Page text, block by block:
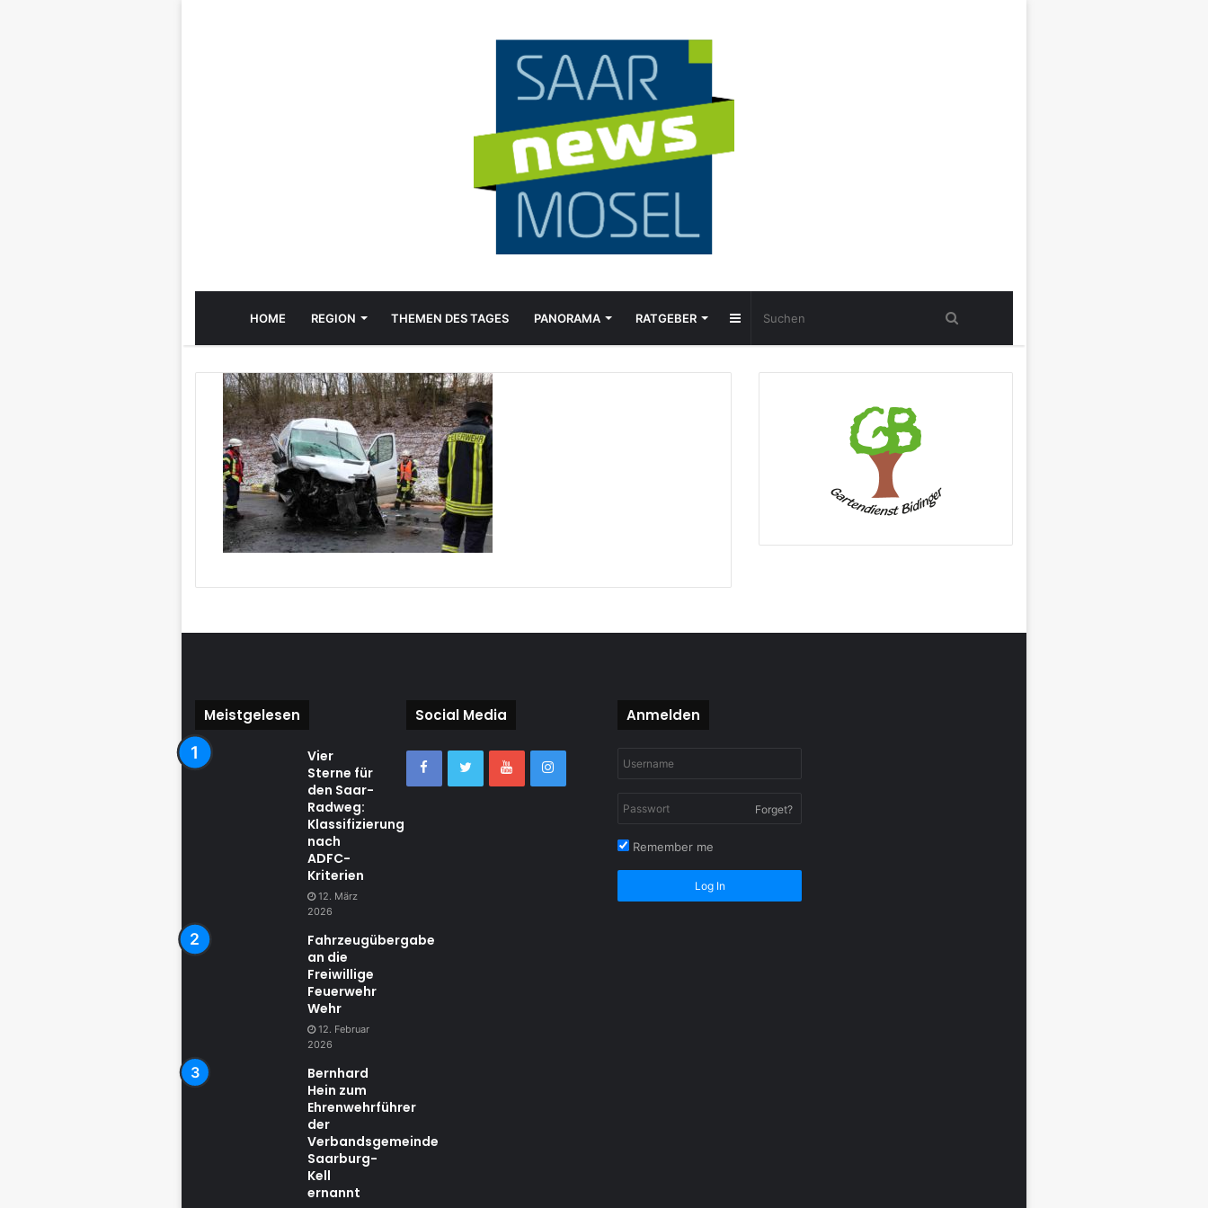
HOME REGION THEMEN DES TAGES PANORAMA RATGEBER Sidebar
Meistgelesen
Vier
Sterne für
den Saar-
Radweg:
Klassifizierung
nach
ADFC-
Kriterien
12. März
2026
Fahrzeugübergabe
an die
Freiwillige
Feuerwehr
Wehr
12. Februar
2026
Bernhard
Hein zum
Ehrenwehrführer
der
Verbandsgemeinde
Saarburg-
Kell
ernannt
Social Media Anmelden
Forget?
Remember me
Log In